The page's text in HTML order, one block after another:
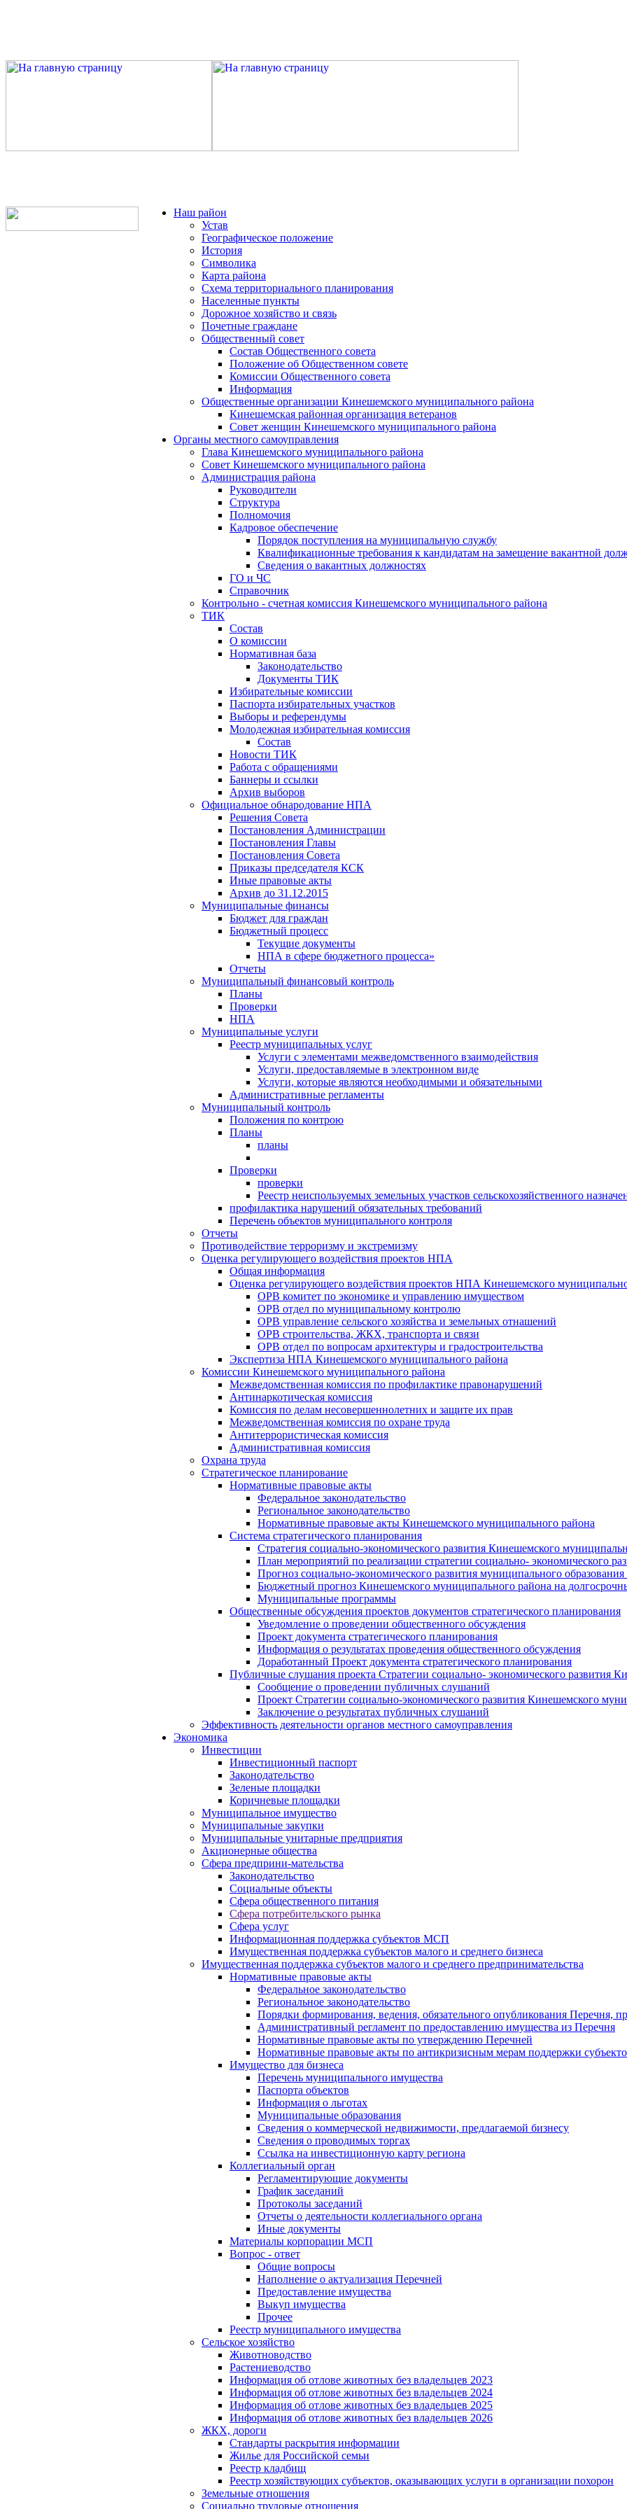
Наш район
Устав
Географическое положение
История
Символика
Карта района
Схема территориального планирования
Населенные пункты
Дорожное хозяйство и связь
Почетные граждане
Общественный совет
Состав Общественного совета
Положение об Общественном совете
Комиссии Общественного совета
Информация
Общественные организации Кинешемского муниципального района
Кинешемская районная организация ветеранов
Совет женщин Кинешемского муниципального района
Органы местного самоуправления
Глава Кинешемского муниципального района
Совет Кинешемского муниципального района
Администрация района
Руководители
Структура
Полномочия
Кадровое обеспечение
Порядок поступления на муниципальную службу
Квалификационные требования к кандидатам на замещение вакантной
Сведения о вакантных должностях
ГО и ЧС
Справочник
Контрольно - счетная комиссия Кинешемского муниципального района
ТИК
Состав
О комиссии
Нормативная база
Законодательство
Документы ТИК
Избирательные комиссии
Паспорта избирательных участков
Выборы и референдумы
Молодежная избирательная комиссия
Состав
Новости ТИК
Работа с обращениями
Баннеры и ссылки
Архив выборов
Официальное обнародование НПА
Решения Совета
Постановления Администрации
Постановления Главы
Постановления Совета
Приказы председателя КСК
Иные правовые акты
Архив до 31.12.2015
Муниципальные финансы
Бюджет для граждан
Бюджетный процесс
Текущие документы
НПА в сфере бюджетного процесса»
Отчеты
Муниципальный финансовый контроль
Планы
Проверки
НПА
Муниципальные услуги
Реестр муниципальных услуг
Услуги с элементами межведомственного взаимодействия
Услуги, предоставляемые в электронном виде
Услуги, которые являются необходимыми и обязательными
Административные регламенты
Муниципальный контроль
Положения по контрою
Планы
планы
Проверки
проверки
Реестр неиспользуемых земельных участков сельскохозяйственного
профилактика нарушений обязательных требований
Перечень объектов муниципального контроля
Отчеты
Противодействие терроризму и экстремизму
Оценка регулирующего воздействия проектов НПА
Общая информация
Оценка регулирующего воздействия проектов НПА Кинешемского
ОРВ комитет по экономике и управлению имуществом
ОРВ отдел по муниципальному контролю
ОРВ управление сельского хозяйства и земельных отнашений
ОРВ строительства, ЖКХ, транспорта и связи
ОРВ отдел по вопросам архитектуры и градостроительства
Экспертиза НПА Кинешемского муниципального района
Комиссии Кинешемского муниципального района
Межведомственная комиссия по профилактике правонарушений
Антинаркотическая комиссия
Комиссия по делам несовершеннолетних и защите их прав
Межведомственная комиссия по охране труда
Антитеррористическая комиссия
Административная комиссия
Охрана труда
Стратегическое планирование
Нормативные правовые акты
Федеральное законодательство
Региональное законодательство
Нормативные правовые акты Кинешемского муниципального района
Система стратегического планирования
Стратегия социально-экономического развития Кинешемского
План мероприятий по реализации стратегии социально- экономического
Прогноз социально-экономического развития муниципального
Бюджетный прогноз Кинешемского муниципального района на
Муниципальные программы
Общественные обсуждения проектов документов стратегического планирования
Уведомление о проведении общественного обсуждения
Проект документа стратегического планирования
Информация о результатах проведения общественного обсуждения
Доработанный Проект документа стратегического планирования
Публичные слушания проекта Стратегии социально- экономического развития
Сообщение о проведении публичных слушаний
Проект Стратегии социально-экономического развития Кинешемского
Заключение о результатах публичных слушаний
Эффективность деятельности органов местного самоуправления
Экономика
Инвестиции
Инвестиционный паспорт
Законодательство
Зеленые площадки
Коричневые площадки
Муниципальное имущество
Муниципальные закупки
Муниципальные унитарные предприятия
Акционерные общества
Сфера предприни-мательства
Законодательство
Социальные объекты
Сфера общественного питания
Сфера потребительского рынка
Сфера услуг
Информационная поддержка субъектов МСП
Имущественная поддержка субъектов малого и среднего бизнеса
Имущественная поддержка субъектов малого и среднего предпринимательства
Нормативные правовые акты
Федеральное законодательство
Региональное законодательство
Порядки формирования, ведения, обязательного опубликования Перечня,
Административный регламент по предоставлению имущества из Перечня
Нормативные правовые акты по утверждению Перечней
Нормативные правовые акты по антикризисным мерам поддержки
Имущество для бизнеса
Перечень муниципального имущества
Паспорта объектов
Информация о льготах
Муниципальные образования
Сведения о коммерческой недвижимости, предлагаемой бизнесу
Сведения о проводимых торгах
Ссылка на инвестиционную карту региона
Коллегиальный орган
Регламентирующие документы
График заседаний
Протоколы заседаний
Отчеты о деятельности коллегиального органа
Иные документы
Материалы корпорации МСП
Вопрос - ответ
Общие вопросы
Наполнение о актуализация Перечней
Предоставление имущества
Выкуп имущества
Прочее
Реестр муниципального имущества
Сельское хозяйство
Животноводство
Растениеводство
Информация об отлове животных без владельцев 2023
Информация об отлове животных без владельцев 2024
Информация об отлове животных без владельцев 2025
Информация об отлове животных без владельцев 2026
ЖКХ, дороги
Стандарты раскрытия информации
Жилье для Российской семьи
Реестр кладбищ
Реестр хозяйствующих субъектов, оказывающих услуги в организации похорон
Земельные отношения
Социально трудовые отношения